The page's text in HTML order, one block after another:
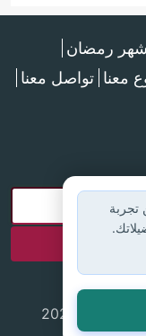
شهر رمضان
معنا تواصل معنا
© 2025
تجربة